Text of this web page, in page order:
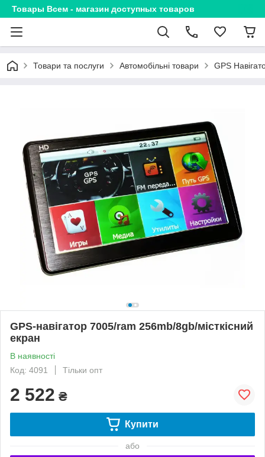
Товары Всем - магазин доступных товаров
Товари та послуги Автомобільні товари GPS
GPS-навігатор 7005/ram 256mb/8gb/місткісний
екран
В наявності
Код: 4091
Тільки опт
2 522 ₴
Купити
або